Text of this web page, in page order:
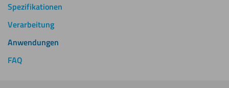
Spezifikationen
Verarbeitung
Anwendungen
FAQ